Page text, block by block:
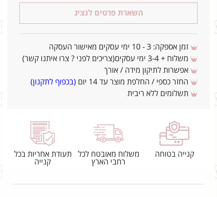
השארת פרטים לנציג
זמן אספקה: 3 - 10 ימי עסקים מאישור העסקה
משלוח + 3-4 ימי עסקים(צריכים לפני ? צרו איתנו קשר)
אפשרות לתיקון מידה / אורך
החזר כספי / החלפת מוצר עד 14 יום
(בכפוף לתקנון)
תשלומים ללא ריבית
קנייה בטוחה
משלוח מאובטח לכל
רחבי הארץ
תעודת אחריות בכל
קנייה